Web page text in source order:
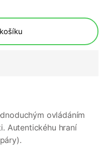
ovládáním
Autentickéhu hraní